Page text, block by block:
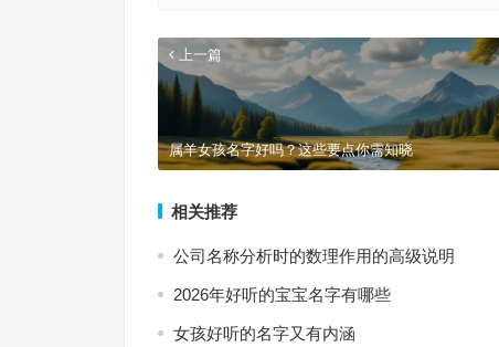
上一篇
属羊女孩名字好吗？这些要点你需知晓
相关推荐
公司名称分析时的数理作用的高级说明
2026年好听的宝宝名字有哪些
女孩好听的名字又有内涵